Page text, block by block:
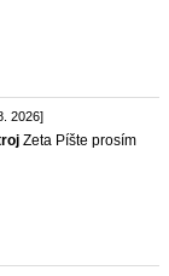
2026]
Zeta Píšte prosím